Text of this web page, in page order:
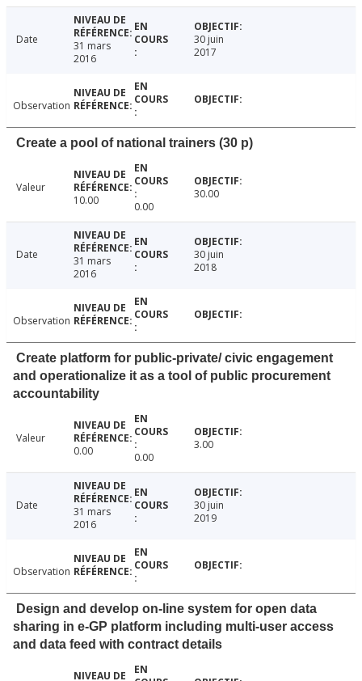
Date
31 mars
2016
30 juin
2017
Observation
Create a pool of national trainers (30 p)
Valeur
10.00
0.00
30.00
Date
31 mars
2016
30 juin
2018
Observation
Create platform for public-private/ civic engagement
and operationalize it as a tool of public procurement
accountability
Valeur
0.00
0.00
3.00
Date
31 mars
2016
30 juin
2019
Observation
Design and develop on-line system for open data
sharing in e-GP platform including multi-user access
and data feed with contract details